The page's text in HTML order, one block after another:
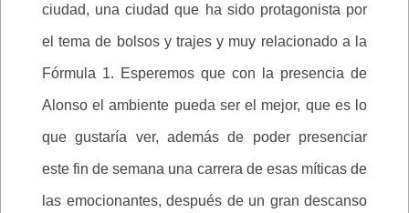
ciudad, una ciudad que ha sido protagonista por
el tema de bolsos y trajes y muy relacionado a la
Fórmula 1. Esperemos que con la presencia de
Alonso el ambiente pueda ser el mejor, que es lo
que gustaría ver, además de poder presenciar
este fin de semana una carrera de esas míticas de
las emocionantes, después de un gran descanso